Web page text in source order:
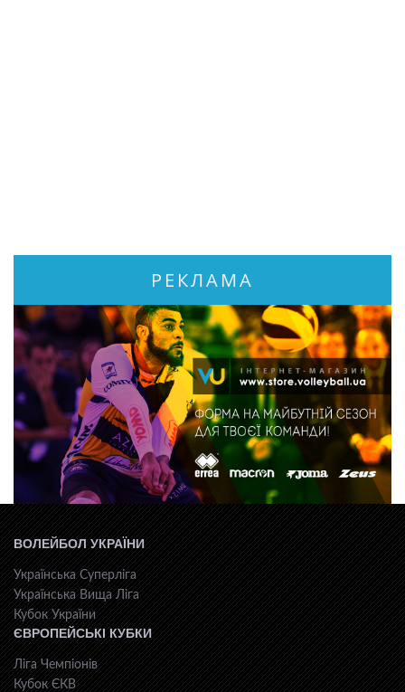
РЕКЛАМА
ВОЛЕЙБОЛ УКРАЇНИ
Українська Суперліга
Українська Вища Ліга
Кубок України
ЄВРОПЕЙСЬКІ КУБКИ
Ліга Чемпіонів
Кубок ЄКВ